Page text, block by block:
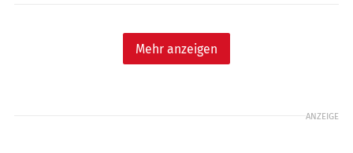
Mehr anzeigen
ANZEIGE